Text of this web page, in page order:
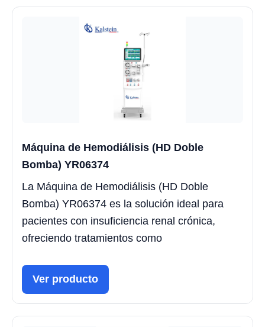
Máquina de Hemodiálisis (HD Doble
Bomba) YR06374
La Máquina de Hemodiálisis (HD Doble
Bomba) YR06374 es la solución ideal para
pacientes con insuficiencia renal crónica,
ofreciendo tratamientos como
Ver producto